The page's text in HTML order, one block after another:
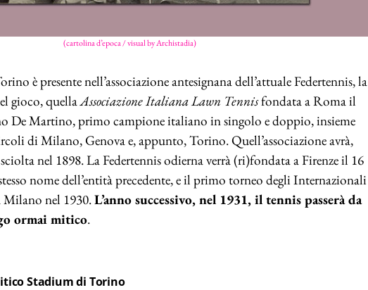
(cartolina d’epoca / visual by Archistadia)
è presente nell’associazione antesignana dell’attuale Federtennis, la
gioco, quellaAssociazione Italiana Lawn Tennisfondata a Roma il
De Martino, primo campione italiano in singolo e doppio, insieme
di Milano, Genova e, appunto, Torino. Quell’associazione avrà,
nel 1898. La Federtennis odierna verrà (ri)fondata a Firenze il 16
nome dell’entità precedente, e il primo torneo degli Internazionali
Milano nel 1930.L’anno successivo, nel 1931, il tennis passerà da
ormai mitico.
Stadium di Torino